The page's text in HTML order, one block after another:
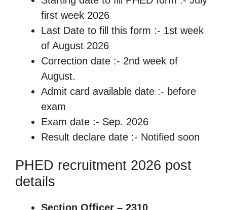
first week 2026
Last Date to fill this form :- 1st week
of August 2026
Correction date :- 2nd week of
August.
Admit card available date :- before
exam
Exam date :- Sep. 2026
Result declare date :- Notified soon
PHED recruitment 2026 post
details
Section Officer – 2310